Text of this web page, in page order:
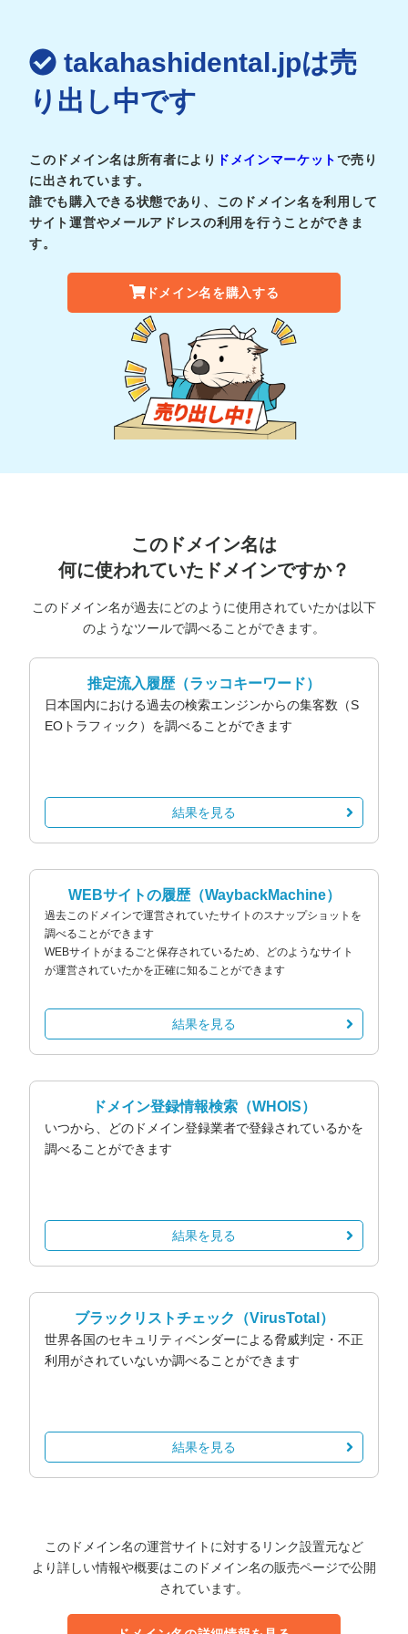
takahashidental.jpは売
り出し中です
このドメイン名は所有者により ドメインマーケットで売り
に出されています。
誰でも購入できる状態であり、このドメイン名を利用して
サイト運営やメールアドレスの利用を行うことができま
す。
ドメイン名を購入する
このドメイン名は
何に使われていたドメインですか？
このドメイン名が過去にどのように使用されていたかは以下
のようなツールで調べることができます。
推定流入履歴（ラッコキーワード）
日本国内における過去の検索エンジンからの集客数（S
EOトラフィック）を調べることができます
結果を見る
WEBサイトの履歴（WaybackMachine）
過去このドメインで運営されていたサイトのスナップショットを
調べることができます
WEBサイトがまるごと保存されているため、どのようなサイト
が運営されていたかを正確に知ることができます
結果を見る
ドメイン登録情報検索 （WHOIS）
いつから、どのドメイン登録業者で登録されているかを
調べることができます
結果を見る
ブラックリストチェック （VirusTotal）
世界各国のセキュリティベンダーによる脅威判定・不正
利用がされていないか調べることができます
結果を見る
このドメイン名の運営サイトに対するリンク設置元など
より詳しい情報や概要はこのドメイン名の販売ページで公開
されています。